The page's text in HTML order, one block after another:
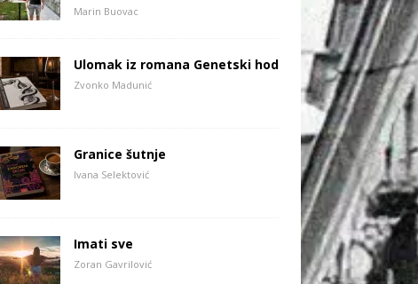
Marin Buovac
Ulomak iz romana Genetski hod
Zvonko Madunić
Granice šutnje
Ivana Selektović
Imati sve
Zoran Gavrilović